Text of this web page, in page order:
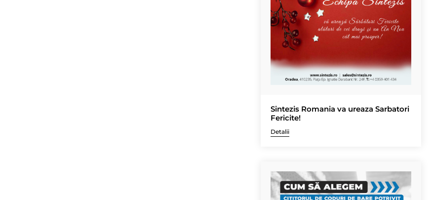
Sintezis Romania va ureaza Sarbatori
Fericite!
Detalii